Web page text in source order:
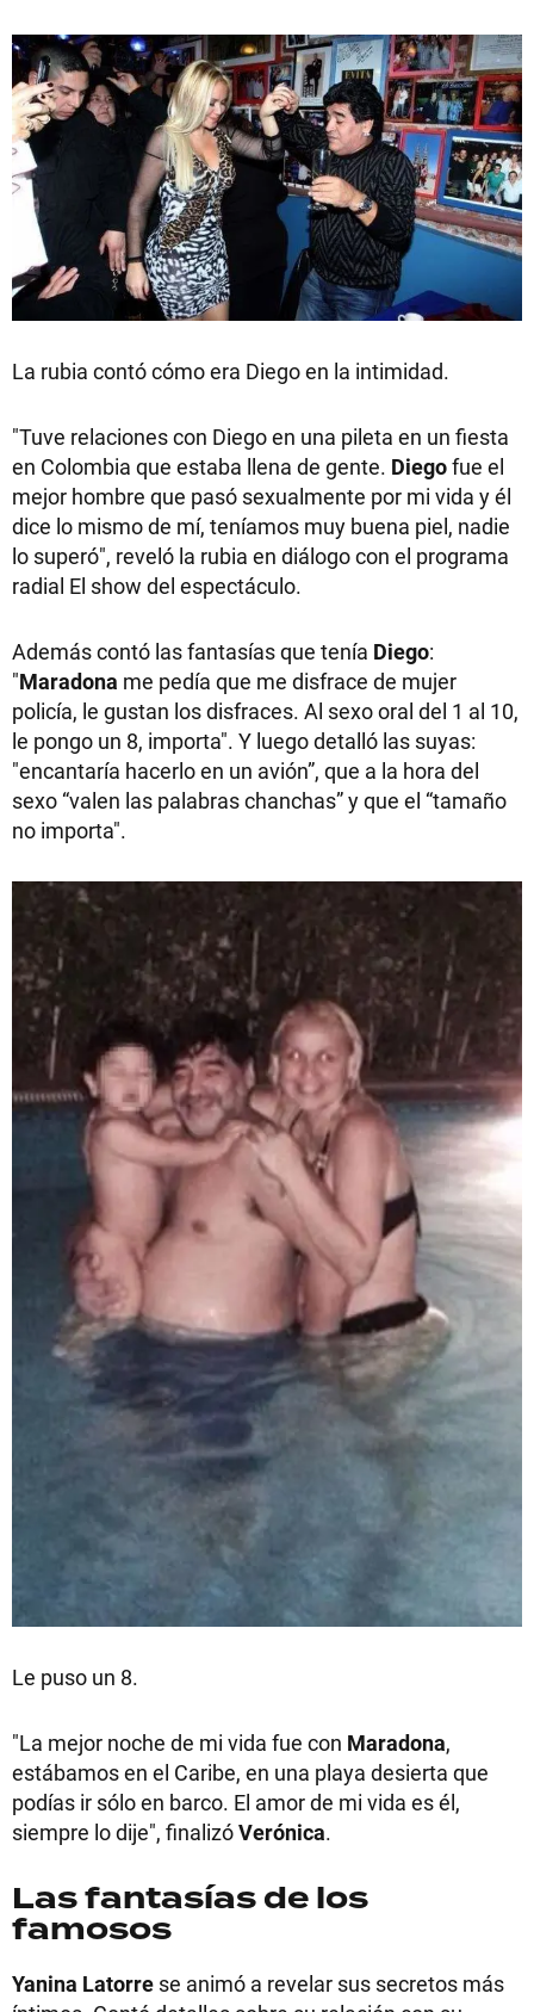
La rubia contó cómo era Diego en la intimidad.
"Tuve relaciones con Diego en una pileta en un fiesta
en Colombia que estaba llena de gente. Diegofue el
mejor hombre que pasó sexualmente por mi vida y él
dice lo mismo de mí, teníamos muy buena piel, nadie
lo superó", reveló la rubia en diálogo con el programa
radial El show del espectáculo.
Además contó las fantasías que tenía Diego:
"Maradona me pedía que me disfrace de mujer
policía, le gustan los disfraces. Al sexo oral del 1 al 10,
le pongo un 8, importa". Y luego detalló las suyas:
"encantaría hacerlo en un avión”, que a la hora del
sexo “valen las palabras chanchas” y que el “tamaño
no importa".
Le puso un 8.
"La mejor noche de mi vida fue con Maradona,
estábamos en el Caribe, en una playa desierta que
podías ir sólo en barco. El amor de mi vida es él,
siempre lo dije", finalizóVerónica.
Las fantasías de los
famosos
Yanina Latorre se animó a revelar sus secretos más